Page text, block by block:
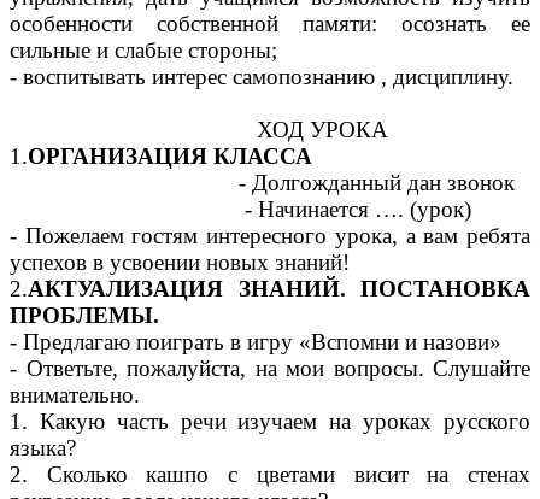
особенности собственной памяти: осознать ее
сильные и слабые стороны;
- воспитывать интерес самопознанию , дисциплину.
ХОД УРОКА
1.ОРГАНИЗАЦИЯ КЛАССА
- Долгожданный дан звонок
- Начинается …. (урок)
- Пожелаем гостям интересного урока, а вам ребята
успехов в усвоении новых знаний!
2.АКТУАЛИЗАЦИЯ ЗНАНИЙ. ПОСТАНОВКА
ПРОБЛЕМЫ.
- Предлагаю поиграть в игру «Вспомни и назови»
- Ответьте, пожалуйста, на мои вопросы. Слушайте
внимательно.
1. Какую часть речи изучаем на уроках русского
языка?
2. Сколько кашпо с цветами висит на стенах